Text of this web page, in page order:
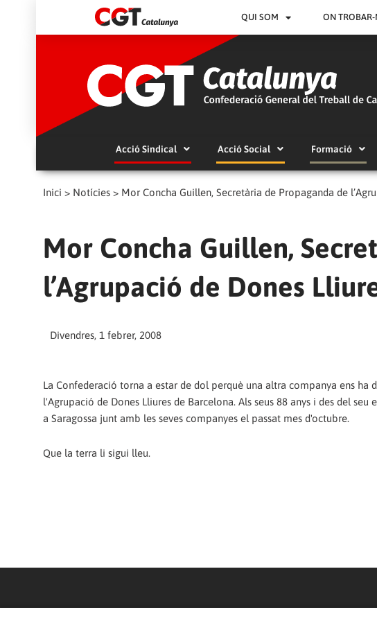
QUI SOM ON TROBAR-
Acció Sindical Acció Social Formació
Inici > Notícies > Mor Concha Guillen, Secretària de Propaganda de
Mor Concha Guillen,
l’Agrupació de Dones
Divendres, 1 febrer, 2008
La Confederació torna a estar de dol perquè una altra companya ens ha
l'Agrupació de Dones Lliures de Barcelona. Als seus 88 anys i des del
a Saragossa junt amb les seves companyes el passat mes d'octubre.
Que la terra li sigui lleu.